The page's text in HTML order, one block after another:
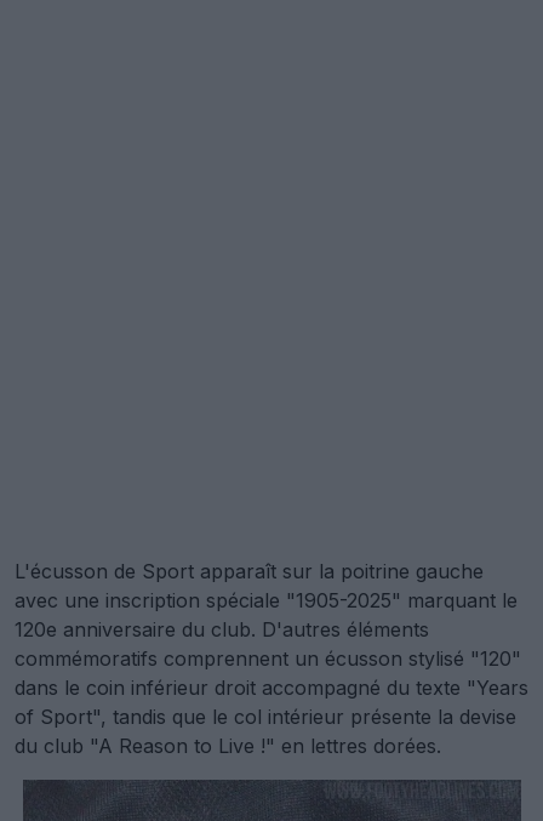
L'écusson de Sport apparaît sur la poitrine gauche
avec une inscription spéciale "1905-2025" marquant le
120e anniversaire du club. D'autres éléments
commémoratifs comprennent un écusson stylisé "120"
dans le coin inférieur droit accompagné du texte "Years
of Sport", tandis que le col intérieur présente la devise
du club "A Reason to Live !" en lettres dorées.